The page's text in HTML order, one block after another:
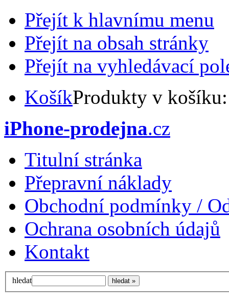
Přejít k hlavnímu menu
Přejít na obsah stránky
Přejít na vyhledávací
KošíkProdukty v
iPhone-prodejna.cz
Titulní stránka
Přepravní náklady
Obchodní podmínky /
Ochrana osobních údajů
Kontakt
hledat